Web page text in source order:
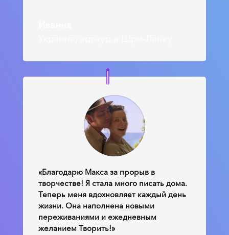
«Благодарю Макса за прорыв в
творчестве! Я стала много писать дома.
Теперь меня вдохновляет каждый день
жизни. Она наполнена новыми
переживаниями и ежедневным
желанием Творить!»